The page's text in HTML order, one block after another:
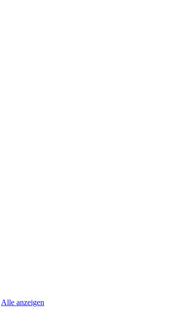
Alle anzeigen